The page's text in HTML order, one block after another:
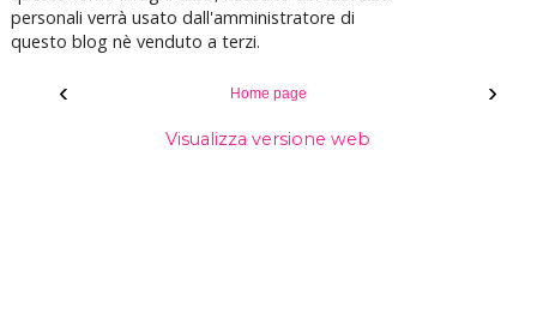
personali verrà usato dall'amministratore di
questo blog nè venduto a terzi.
‹ ›
Home page
Visualizza versione web